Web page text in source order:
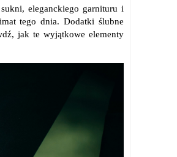
eleganckiego garnituru i
tego dnia. Dodatki ślubne
jak te wyjątkowe elementy